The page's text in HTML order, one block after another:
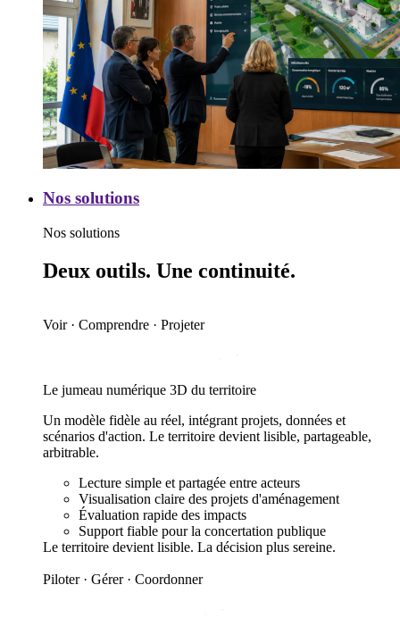
Nos
Nos solutions
Nos solutions
Deux outils. Une continuité.
Voir · Comprendre · Projeter
Le jumeau numérique 3D du territoire
Un modèle fidèle au réel, intégrant projets, données et
scénarios d'action. Le territoire devient lisible, partageable,
arbitrable.
Lecture simple et partagée entre acteurs
Visualisation claire des projets d'aménagement
Évaluation rapide des impacts
Support fiable pour la concertation publique
Le territoire devient lisible. La décision plus sereine.
Piloter · Gérer · Coordonner